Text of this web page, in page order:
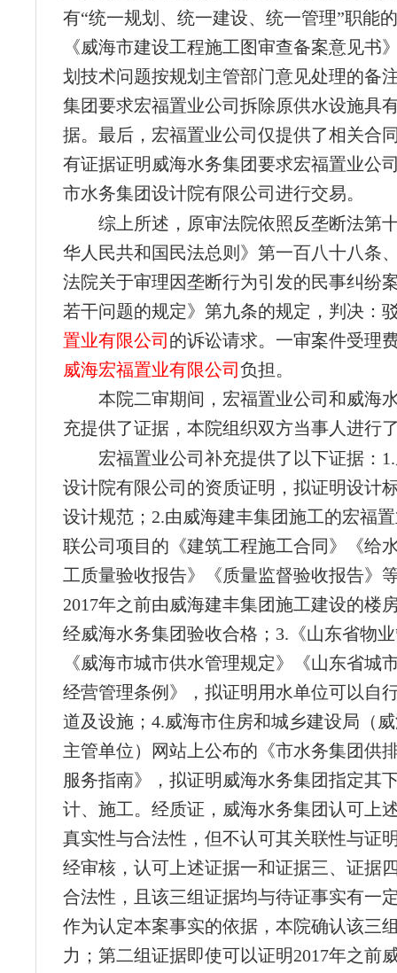
有“统一规划、统一建设、统一管理”职能
《威海市建设工程施工图审查备案意见书
划技术问题按规划主管部门意见处理的备
集团要求宏福置业公司拆除原供水设施具
据。最后，宏福置业公司仅提供了相关合
有证据证明威海水务集团要求宏福置业公
市水务集团设计院有限公司进行交易。
综上所述，原审法院依照反垄断法第
华人民共和国民法总则》第一百八十八条
法院关于审理因垄断行为引发的民事纠纷
若干问题的规定》第九条的规定，判决：
置业有限公司的诉讼请求。一审案件受理
威海宏福置业有限公司负担。
本院二审期间，宏福置业公司和威海
充提供了证据，本院组织双方当事人进行
宏福置业公司补充提供了以下证据：
设计院有限公司的资质证明，拟证明设计
设计规范；2.由威海建丰集团施工的宏福
联公司项目的《建筑工程施工合同》《给
工质量验收报告》《质量监督验收报告》
2017年之前由威海建丰集团施工建设的楼
经威海水务集团验收合格；3.《山东省物
《威海市城市供水管理规定》《山东省城
经营管理条例》，拟证明用水单位可以自
道及设施；4.威海市住房和城乡建设局（
主管单位）网站上公布的《市水务集团供
服务指南》，拟证明威海水务集团指定其
计、施工。经质证，威海水务集团认可上
真实性与合法性，但不认可其关联性与证
经审核，认可上述证据一和证据三、证据
合法性，且该三组证据均与待证事实有一
作为认定本案事实的依据，本院确认该三
力；第二组证据即使可以证明2017年之前